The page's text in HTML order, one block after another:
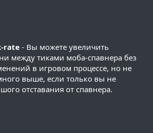
rate - Вы можете увеличить
между тиками моба-спавнера без
в игровом процессе, но не
выше, если только вы не
отставания от спавнера.